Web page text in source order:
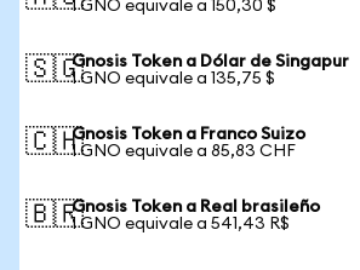
1 GNO equivale a 150,30 $
🇸🇬Gnosis Token a Dólar de Singapur
1 GNO equivale a 135,75 $
🇨🇭Gnosis Token a Franco Suizo
1 GNO equivale a 85,83 CHF
🇧🇷Gnosis Token a Real brasileño
1 GNO equivale a 541,43 R$